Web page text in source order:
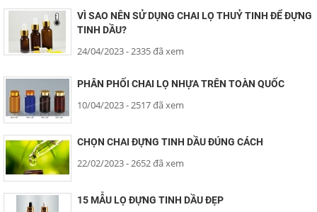
VÌ SAO NÊN SỬ DỤNG CHAI LỌ THUỶ TINH ĐỂ ĐỰNG
TINH DẦU?
24/04/2023- 2335 đã xem
PHÂN PHỐI CHAI LỌ NHỰA TRÊN TOÀN QUỐC
10/04/2023- 2517 đã xem
CHỌN CHAI ĐỰNG TINH DẦU ĐÚNG CÁCH
22/02/2023- 2652 đã xem
15 MẪU LỌ ĐỰNG TINH DẦU ĐẸP